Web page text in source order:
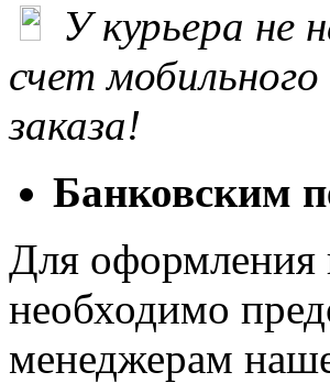
У курьера не
счет
заказа!
Банковским
Для оформления
необходимо
менеджерам